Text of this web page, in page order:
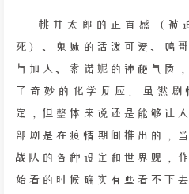
桃井太郎的正直感（被
死）、鬼妹的活泼可爱、鸡
与加入、索诺妮的神秘气质
了奇妙的化学反应。虽然
定，但整体来说还是能够让
部剧是在疫情期间推出的，
战队的各种设定和世界观，
始看的时候确实有些看不下